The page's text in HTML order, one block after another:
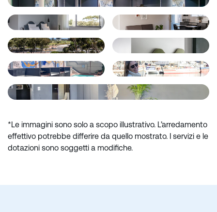
*Le immagini sono solo a scopo illustrativo. L’arredamento
effettivo potrebbe differire da quello mostrato. I servizi e le
dotazioni sono soggetti a modifiche.